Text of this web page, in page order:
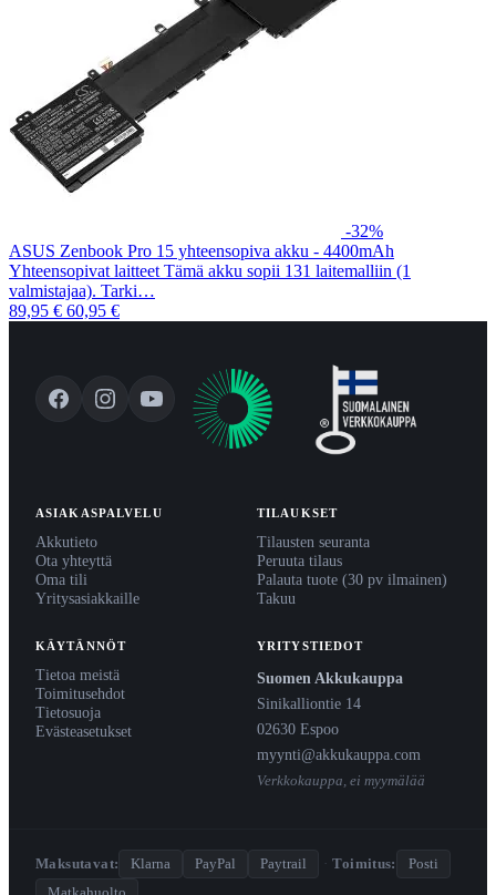
-32%
ASUS Zenbook Pro 15 yhteensopiva akku - 4400mAh
Yhteensopivat laitteet Tämä akku sopii 131 laitemalliin (1
valmistajaa). Tarki…
89,95 € 60,95 €
ASIAKASPALVELU
Akkutieto
Ota yhteyttä
Oma tili
Yritysasiakkaille
TILAUKSET
Tilausten seuranta
Peruuta tilaus
Palauta tuote (30 pv ilmainen)
Takuu
KÄYTÄNNÖT
Tietoa meistä
Toimitusehdot
Tietosuoja
Evästeasetukset
YRITYSTIEDOT
Suomen Akkukauppa
Sinikalliontie 14
02630 Espoo
myynti@akkukauppa.com
Verkkokauppa, ei myymälää
Maksutavat: Klarna PayPal Paytrail · Toimitus:
Posti